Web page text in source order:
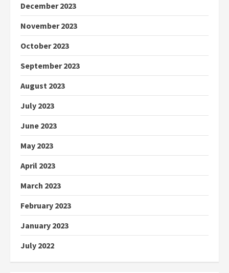
December 2023
November 2023
October 2023
September 2023
August 2023
July 2023
June 2023
May 2023
April 2023
March 2023
February 2023
January 2023
July 2022